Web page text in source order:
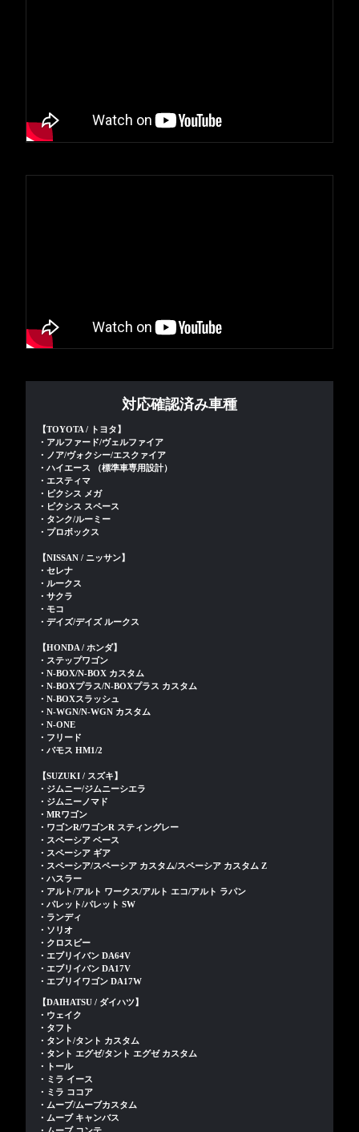
対応確認済み車種
【TOYOTA / トヨタ】
・アルファード/ヴェルファイア
・ノア/ヴォクシー/エスクァイア
・ハイエース （標準車専用設計）
・エスティマ
・ピクシス メガ
・ピクシス スペース
・タンク/ルーミー
・プロボックス
【NISSAN / ニッサン】
・セレナ
・ルークス
・サクラ
・モコ
・デイズ/デイズ ルークス
【HONDA / ホンダ】
・ステップワゴン
・N-BOX/N-BOX カスタム
・N-BOXプラス/N-BOXプラス カスタム
・N-BOXスラッシュ
・N-WGN/N-WGN カスタム
・N-ONE
・フリード
・バモス HM1/2
【SUZUKI / スズキ】
・ジムニー/ジムニーシエラ
・ジムニーノマド
・MRワゴン
・ワゴンR/ワゴンR スティングレー
・スペーシア ベース
・スペーシア ギア
・スペーシア/スペーシア カスタム/スペーシア カスタム Z
・ハスラー
・アルト/アルト ワークス/アルト エコ/アルト ラパン
・パレット/パレット SW
・ランディ
・ソリオ
・クロスビー
・エブリイバン DA64V
・エブリイバン DA17V
・エブリイワゴン DA17W
【DAIHATSU / ダイハツ】
・ウェイク
・タフト
・タント/タント カスタム
・タント エグゼ/タント エグゼ カスタム
・トール
・ミラ イース
・ミラ ココア
・ムーブ/ムーブカスタム
・ムーブ キャンバス